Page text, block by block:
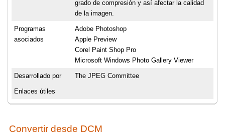
grado de compresión y así afectar la calidad
de la imagen.
Programas
asociados
Adobe Photoshop
Apple Preview
Corel Paint Shop Pro
Microsoft Windows Photo Gallery Viewer
Desarrollado por The JPEG Committee
Enlaces útiles
Convertir desde DCM